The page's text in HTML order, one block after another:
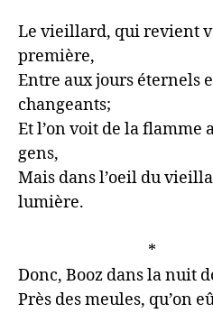
Le vieillard, qui revient
première,
Entre aux jours éternels
changeants;
Et l’on voit de la flamme
gens,
Mais dans l’oeil du
lumière.
Donc, Booz dans la nuit
Près des meules, qu’on